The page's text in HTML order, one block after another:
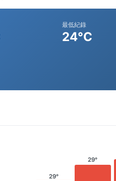
最低紀錄
24°C
29°
29°